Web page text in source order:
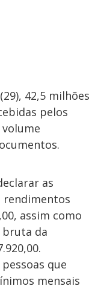
42,5 milhões
pelos
volume
as
rendimentos
assim como
bruta da
que
mensais